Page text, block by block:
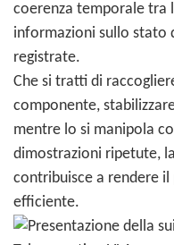
coerenza temporale tra
informazioni sullo stato
registrate.
Che si tratti di
componente,
mentre lo si manipola
dimostrazioni ripetute,
contribuisce a rendere
efficiente.